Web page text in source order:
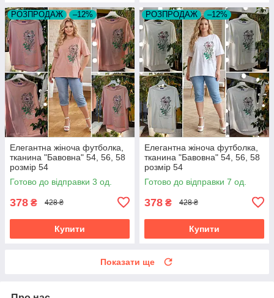
РОЗПРОДАЖ –12%
Елегантна жіноча футболка,
тканина "Бавовна" 54, 56, 58
розмір 54
Готово до відправки 3 од.
378 ₴ 428 ₴
Купити
РОЗПРОДАЖ –12%
Елегантна жіноча футболка,
тканина "Бавовна" 54, 56, 58
розмір 54
Готово до відправки 7 од.
378 ₴ 428 ₴
Купити
Показати ще